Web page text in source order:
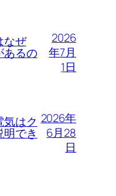
なぜ
あるの
2026
年7月
1日
気はク
でき
2026年
6月28
日